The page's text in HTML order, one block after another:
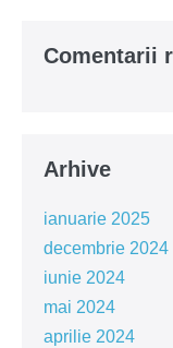
Comentarii
Arhive
ianuarie 2025
decembrie 2024
iunie 2024
mai 2024
aprilie 2024